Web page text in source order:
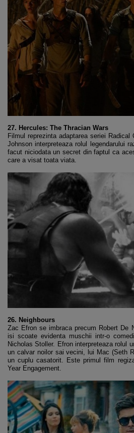
27. Hercules: The Thracian Wars
Filmul reprezinta adaptarea seriei
Johnson interpreteaza rolul legendarului
facut niciodata un secret din faptul ca
care a visat toata viata.
26. Neighbours
Zac Efron se imbraca precum Robert De
isi scoate evidenta muschii intr-o
Nicholas Stoller. Efron interpreteaza rolul
un calvar noilor sai vecini, lui Mac (Seth
un cuplu casatorit. Este primul film
Year Engagement.